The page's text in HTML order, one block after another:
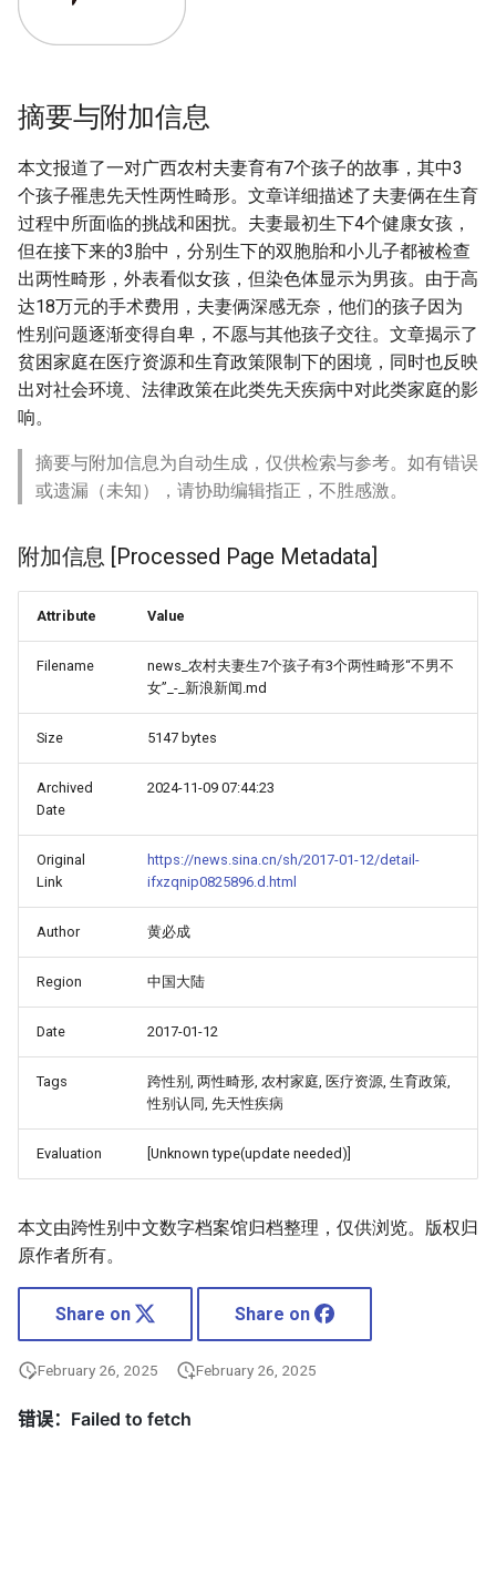
摘要与附加信息
本文报道了一对广西农村夫妻育有7个孩子的故事，其中3
个孩子罹患先天性两性畸形。文章详细描述了夫妻俩在生育
过程中所面临的挑战和困扰。夫妻最初生下4个健康女孩，
但在接下来的3胎中，分别生下的双胞胎和小儿子都被检查
出两性畸形，外表看似女孩，但染色体显示为男孩。由于高
达18万元的手术费用，夫妻俩深感无奈，他们的孩子因为
性别问题逐渐变得自卑，不愿与其他孩子交往。文章揭示了
贫困家庭在医疗资源和生育政策限制下的困境，同时也反映
出对社会环境、法律政策在此类先天疾病中对此类家庭的影
响。
摘要与附加信息为自动生成，仅供检索与参考。如有错误
或遗漏（未知），请协助编辑指正，不胜感激。
附加信息 [Processed Page Metadata]
Attribute Value
Filename
news_农村夫妻生7个孩子有3个两性畸形“不男不
女”_-_新浪新闻.md
Size 5147 bytes
Archived
Date
2024-11-09 07:44:23
Original
Link
https://news.sina.cn/sh/2017-01-12/detail-
ifxzqnip0825896.d.html
Author 黄必成
Region 中国大陆
Date 2017-01-12
Tags
跨性别, 两性畸形, 农村家庭, 医疗资源, 生育政策,
性别认同, 先天性疾病
Evaluation [Unknown type(update needed)]
本文由跨性别中文数字档案馆归档整理，仅供浏览。版权归
原作者所有。
Share on Share on
February 26, 2025 February 26, 2025